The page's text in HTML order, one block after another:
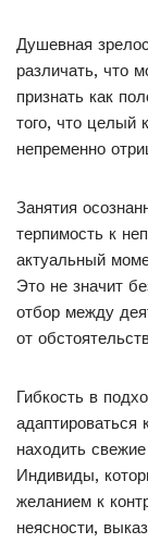
Душевная
различать, что
признать как
того, что целый
непременно
Занятия
терпимость к
актуальный
Это не значит
отбор между
от
Гибкость в
находить
Индивиды,
желанием к
неясности,